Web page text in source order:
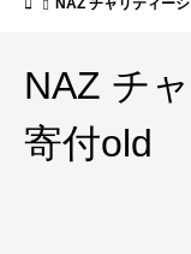
NAZ チャリティー
NAZ チ
寄付old